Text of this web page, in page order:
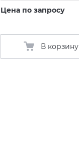
Цена по запросу
В корзину